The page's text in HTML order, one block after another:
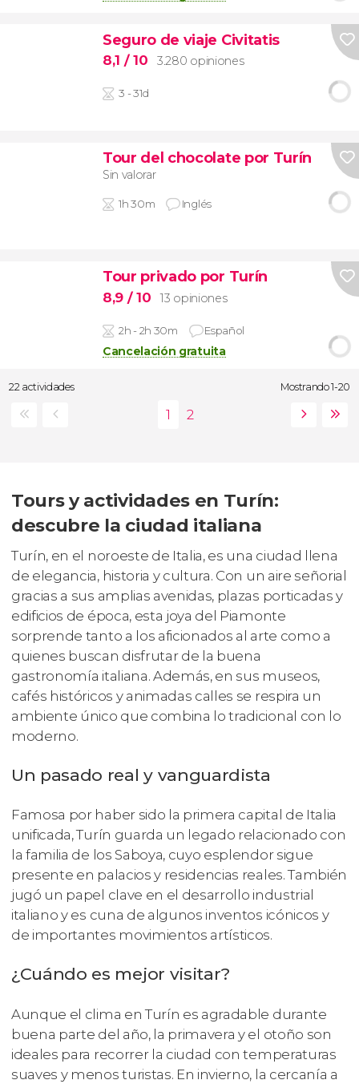
Seguro de viaje Civitatis
8,1 / 10 3.280 opiniones
3 - 31d
Tour del chocolate por Turín
Sin valorar
1h 30m Inglés
Tour privado por Turín
8,9 / 10 13 opiniones
2h - 2h 30m Español
Cancelación gratuita
22 actividades Mostrando 1-20
Tours y actividades en Turín:
descubre la ciudad italiana
Turín, en el noroeste de Italia, es una ciudad llena
de elegancia, historia y cultura. Con un aire señorial
gracias a sus amplias avenidas, plazas porticadas y
edificios de época, esta joya del Piamonte
sorprende tanto a los aficionados al arte como a
quienes buscan disfrutar de la buena
gastronomía italiana. Además, en sus museos,
cafés históricos y animadas calles se respira un
ambiente único que combina lo tradicional con lo
moderno.
Un pasado real y vanguardista
Famosa por haber sido la primera capital de Italia
unificada, Turín guarda un legado relacionado con
la familia de los Saboya, cuyo esplendor sigue
presente en palacios y residencias reales. También
jugó un papel clave en el desarrollo industrial
italiano y es cuna de algunos inventos icónicos y
de importantes movimientos artísticos.
¿Cuándo es mejor visitar?
Aunque el clima en Turín es agradable durante
buena parte del año, la primavera y el otoño son
ideales para recorrer la ciudad con temperaturas
suaves y menos turistas. En invierno, la cercanía a